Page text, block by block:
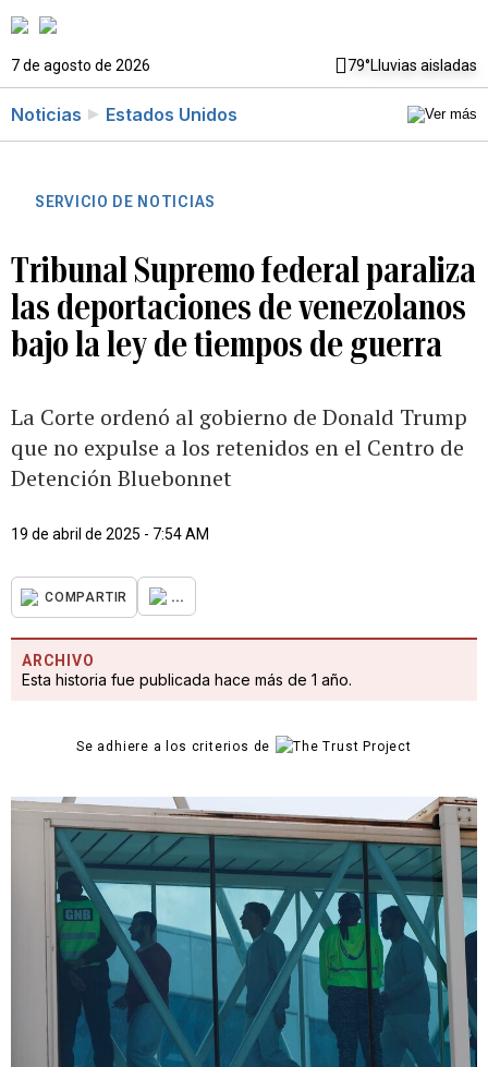
7 de agosto de 2026 79°Lluvias aisladas
Noticias Estados Unidos
SERVICIO DE NOTICIAS
Tribunal Supremo federal paraliza
las deportaciones de venezolanos
bajo la ley de tiempos de guerra
La Corte ordenó al gobierno de Donald Trump
que no expulse a los retenidos en el Centro de
Detención Bluebonnet
19 de abril de 2025 - 7:54 AM
COMPARTIR ...
ARCHIVO
Esta historia fue publicada hace más de 1 año.
Se adhiere a los criterios de